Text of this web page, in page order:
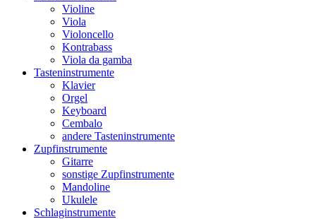
Violine
Viola
Violoncello
Kontrabass
Viola da gamba
Tasteninstrumente
Klavier
Orgel
Keyboard
Cembalo
andere Tasteninstrumente
Zupfinstrumente
Gitarre
sonstige Zupfinstrumente
Mandoline
Ukulele
Schlaginstrumente